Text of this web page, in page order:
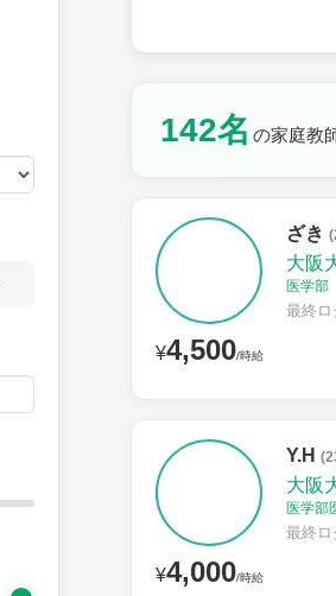
142名 の家庭教
¥4,500/時給
ざき
大阪
医学部
最終ロ
¥4,000/時給
Y.H
大阪
医学部
最終ロ
日曜日